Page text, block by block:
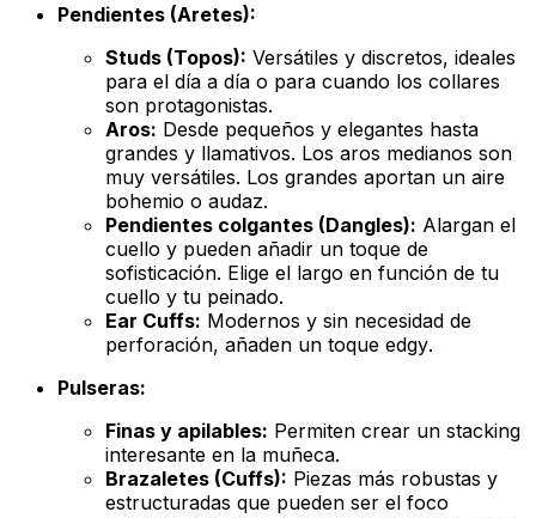
Pendientes (Aretes):
Studs (Topos): Versátiles y discretos, ideales
para el día a día o para cuando los collares
son protagonistas.
Aros: Desde pequeños y elegantes hasta
grandes y llamativos. Los aros medianos son
muy versátiles. Los grandes aportan un aire
bohemio o audaz.
Pendientes colgantes (Dangles): Alargan el
cuello y pueden añadir un toque de
sofisticación. Elige el largo en función de tu
cuello y tu peinado.
Ear Cuffs: Modernos y sin necesidad de
perforación, añaden un toque edgy.
Pulseras:
Finas y apilables: Permiten crear un stacking
interesante en la muñeca.
Brazaletes (Cuffs): Piezas más robustas y
estructuradas que pueden ser el foco